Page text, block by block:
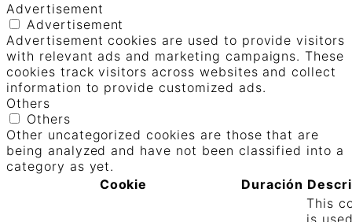
Advertisement
Advertisement
Advertisement cookies are used to provide visitors
with relevant ads and marketing campaigns. These
cookies track visitors across websites and collect
information to provide customized ads.
Others
Others
Other uncategorized cookies are those that are
being analyzed and have not been classified into a
category as yet.
Cookie
Duración
This